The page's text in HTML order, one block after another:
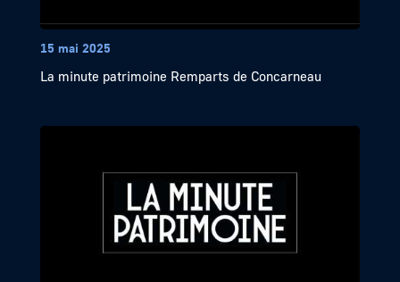
15 mai 2025
La minute patrimoine Remparts de Concarneau